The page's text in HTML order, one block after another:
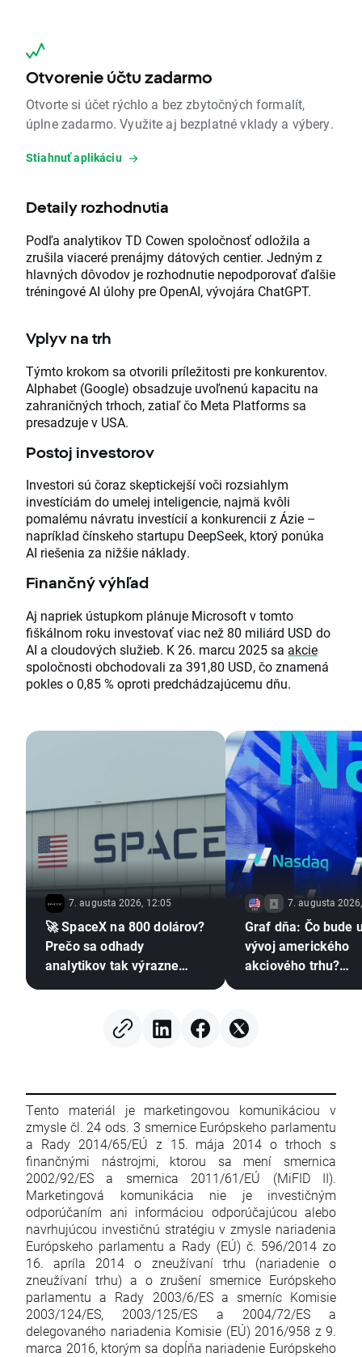
Otvorenie účtu zadarmo
Otvorte si účet rýchlo a bez zbytočných formalít,
úplne zadarmo. Využite aj bezplatné vklady a výbery.
Stiahnuť aplikáciu
Detaily rozhodnutia
Podľa analytikov TD Cowen spoločnosť odložila a
zrušila viaceré prenájmy dátových centier. Jedným z
hlavných dôvodov je rozhodnutie nepodporovať ďalšie
tréningové AI úlohy pre OpenAI, vývojára ChatGPT.
Vplyv na trh
Týmto krokom sa otvorili príležitosti pre konkurentov.
Alphabet (Google) obsadzuje uvoľnenú kapacitu na
zahraničných trhoch, zatiaľ čo Meta Platforms sa
presadzuje v USA.
Postoj investorov
Investori sú čoraz skeptickejší voči rozsiahlym
investíciám do umelej inteligencie, najmä kvôli
pomalému návratu investícií a konkurencii z Ázie –
napríklad čínskeho startupu DeepSeek, ktorý ponúka
AI riešenia za nižšie náklady.
Finančný výhľad
Aj napriek ústupkom plánuje Microsoft v tomto
fiškálnom roku investovať viac než 80 miliárd USD do
AI a cloudových služieb. K 26. marcu 2025 sa akcie
spoločnosti obchodovali za 391,80 USD, čo znamená
pokles o 0,85 % oproti predchádzajúcemu dňu.
7. augusta 2026, 12:05
🚀 SpaceX na 800 dolárov?
Prečo sa odhady
analytikov tak výrazne
7. augusta
Graf dňa: Čo bude
vývoj amerického
akciového trhu?
Tento materiál je marketingovou komunikáciou v
zmysle čl. 24 ods. 3 smernice Európskeho parlamentu
a Rady 2014/65/EÚ z 15. mája 2014 o trhoch s
finančnými nástrojmi, ktorou sa mení smernica
2002/92/ES a smernica 2011/61/EÚ (MiFID II).
Marketingová komunikácia nie je investičným
odporúčaním ani informáciou odporúčajúcou alebo
navrhujúcou investičnú stratégiu v zmysle nariadenia
Európskeho parlamentu a Rady (EÚ) č. 596/2014 zo
16. apríla 2014 o zneužívaní trhu (nariadenie o
zneužívaní trhu) a o zrušení smernice Európskeho
parlamentu a Rady 2003/6/ES a smerníc Komisie
2003/124/ES, 2003/125/ES a 2004/72/ES a
delegovaného nariadenia Komisie (EÚ) 2016/958 z 9.
marca 2016, ktorým sa dopĺňa nariadenie Európskeho